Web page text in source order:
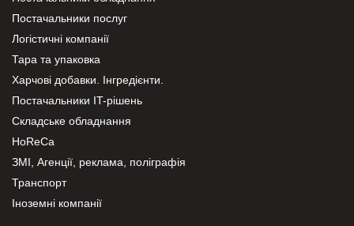
Постачальники послуг
Логістичні компанії
Тара та упаковка
Харчові добавки. Інгредієнти.
Постачальники IT-рішень
Складське обладнання
HoReCa
ЗМІ, Агенції, реклама, поліграфія
Транспорт
Іноземні компанії